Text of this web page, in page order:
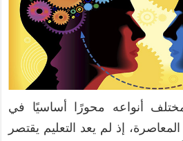
أنواعه محورًا أساسيًا في
إذ لم يعد التعليم يقتصر